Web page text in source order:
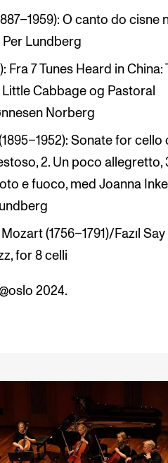
O canto do cisne
Lundberg
Fra 7 Tunes Heard in China:
Cabbage og Pastoral
Norberg
Sonate for cello
2. Un poco allegretto,
e fuoco, med Joanna
(1756–1791)/Fazıl Say
for 8 celli
2024.